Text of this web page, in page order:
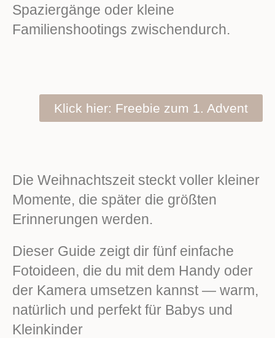
Spaziergänge oder kleine
Familienshootings zwischendurch.
Klick hier: Freebie zum 1. Advent
Die Weihnachtszeit steckt voller kleiner
Momente, die später die größten
Erinnerungen werden.
Dieser Guide zeigt dir fünf einfache
Fotoideen, die du mit dem Handy oder
der Kamera umsetzen kannst — warm,
natürlich und perfekt für Babys und
Kleinkinder